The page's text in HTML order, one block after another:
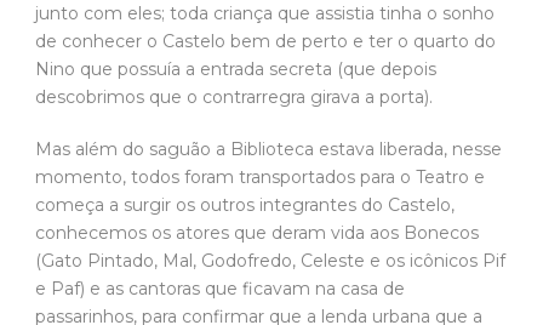
junto com eles; toda criança que assistia tinha o sonho
de conhecer o Castelo bem de perto e ter o quarto do
Nino que possuía a entrada secreta (que depois
descobrimos que o contrarregra girava a porta).
Mas além do saguão a Biblioteca estava liberada, nesse
momento, todos foram transportados para o Teatro e
começa a surgir os outros integrantes do Castelo,
conhecemos os atores que deram vida aos Bonecos
(Gato Pintado, Mal, Godofredo, Celeste e os icônicos Pif
e Paf) e as cantoras que ficavam na casa de
passarinhos, para confirmar que a lenda urbana que a